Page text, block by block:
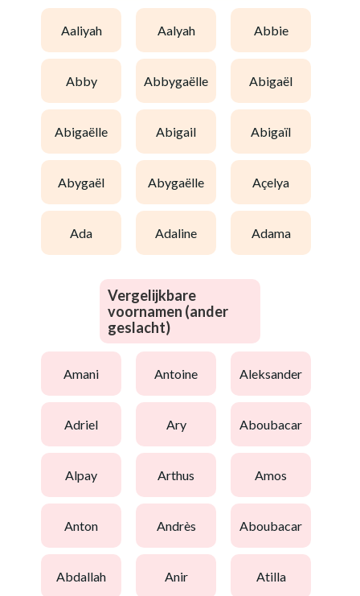
aaliyah aalyah abbie
abby abbygaëlle abigaël
abigaëlle abigail abigaïl
abygaël abygaëlle açelya
ada adaline adama
Vergelijkbare
voornamen (ander
geslacht)
amani antoine aleksander
adriel ary aboubacar
alpay arthus amos
anton andrès aboubacar
abdallah anir atilla